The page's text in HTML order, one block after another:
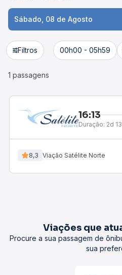
Sábado, 08 de Agosto
Filtros 00h00 - 05h59
1 passagens
16:13
Duração: 2d
8,3 Viação Satélite Norte
Viações que
Procure a sua passagem de
sua